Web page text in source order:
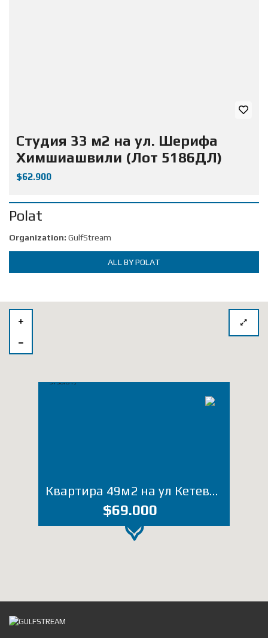
Студия 33 м2 на ул. Шерифа
Химшиашвили (Лот 5186ДЛ)
$62.900
Polat
Organization: GulfStream
ALL BY POLAT
Квартира 49м2 на ул Кетевана Цамебули (Лот 3736ЮТ)
$69.000